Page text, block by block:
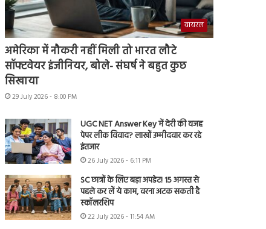
वायरल
अमेरिका में नौकरी नहीं मिली तो भारत लौटे
सॉफ्टवेयर इंजीनियर, बोले- संघर्ष ने बहुत कुछ
सिखाया
29 July 2026 - 8:00 PM
UGC NET Answer Key में देरी की वजह
पेपर लीक विवाद? लाखों उम्मीदवार कर रहे
इंतजार
26 July 2026 - 6:11 PM
SC छात्रों के लिए बड़ा अपडेट! 15 अगस्त से
पहले कर लें ये काम, वरना अटक सकती है
स्कॉलरशिप
22 July 2026 - 11:54 AM